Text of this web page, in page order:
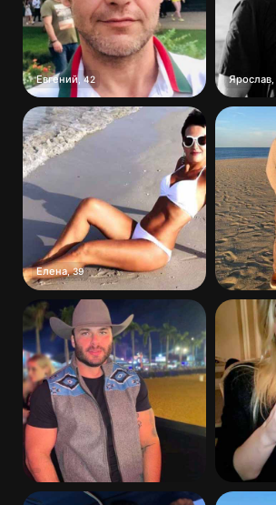
Евгений ,42 Ярослав,
Елена,39